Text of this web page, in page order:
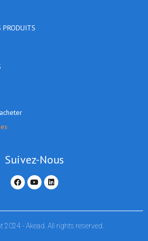
PRODUITS
Suivez-Nous
2024 - Akead. All rights reserved.